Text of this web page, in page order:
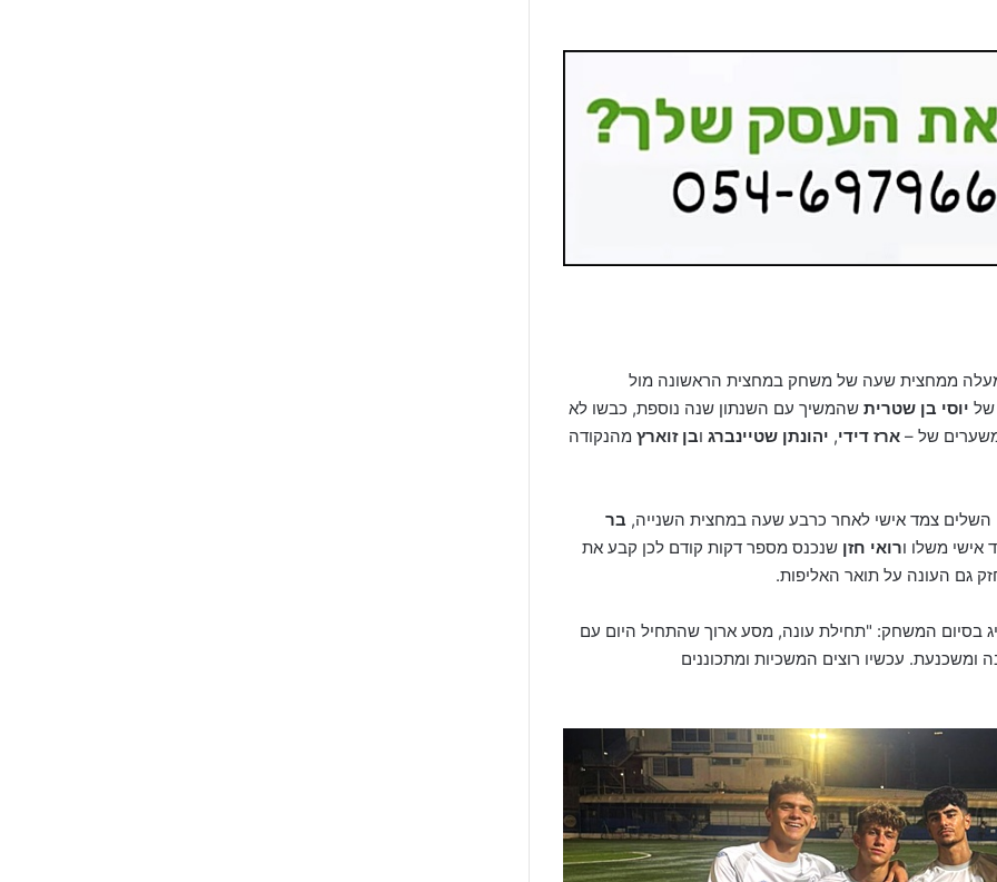
ממחצית שעה של משחק במחצית הראשונה מול
של יוסי בן שטרית שהמשיך עם השנתון שנה נוספת, כבשו לא
של – ארז דידי, יהונתן שטיינברג ובן זוארץ מהנקודה
השלים צמד אישי לאחר כרבע שעה במחצית השנייה, בר
משלו ורואי חזן שנכנס מספר דקות קודם לכן קבע את
בסיום המשחק: "תחילת עונה, מסע ארוך שהתחיל היום עם
עכשיו רוצים המשכיות ומתכוננים